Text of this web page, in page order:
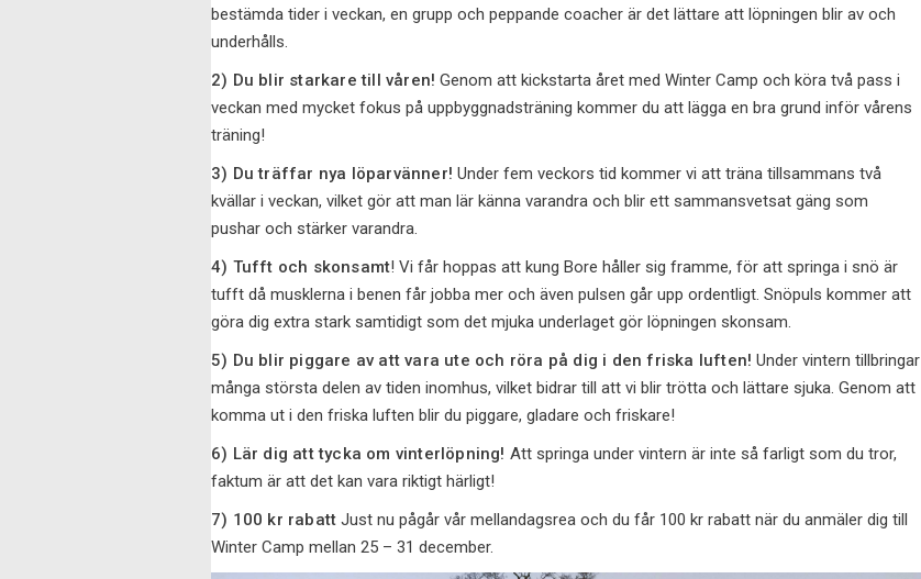
bestämda tider i veckan, en grupp och peppande coacher är det lättare att löpningen blir av och
underhålls.
2) Du blir starkare till våren! Genom att kickstarta året med Winter Camp och köra två pass i
veckan med mycket fokus på uppbyggnadsträning kommer du att lägga en bra grund inför vårens
träning!
3) Du träffar nya löparvänner! Under fem veckors tid kommer vi att träna tillsammans två
kvällar i veckan, vilket gör att man lär känna varandra och blir ett sammansvetsat gäng som
pushar och stärker varandra.
4) Tufft och skonsamt! Vi får hoppas att kung Bore håller sig framme, för att springa i snö är
tufft då musklerna i benen får jobba mer och även pulsen går upp ordentligt. Snöpuls kommer att
göra dig extra stark samtidigt som det mjuka underlaget gör löpningen skonsam.
5) Du blir piggare av att vara ute och röra på dig i den friska luften! Under vintern tillbringar
många största delen av tiden inomhus, vilket bidrar till att vi blir trötta och lättare sjuka. Genom att
komma ut i den friska luften blir du piggare, gladare och friskare!
6) Lär dig att tycka om vinterlöpning! Att springa under vintern är inte så farligt som du tror,
faktum är att det kan vara riktigt härligt!
7) 100 kr rabattJust nu pågår vår mellandagsrea och du får 100 kr rabatt när du anmäler dig till
Winter Camp mellan 25 – 31 december.